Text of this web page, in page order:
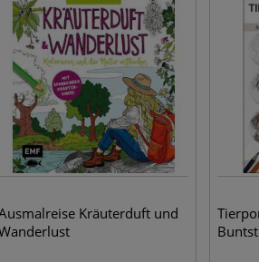
Kräuterduft und